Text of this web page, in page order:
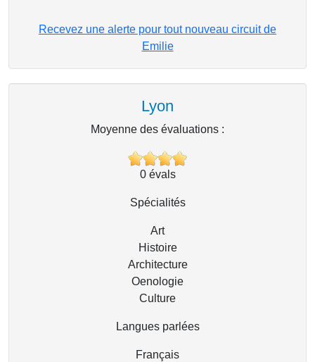
Recevez une alerte pour tout nouveau circuit de
Emilie
Lyon
Moyenne des évaluations :
0évals
Spécialités
Art
Histoire
Architecture
Oenologie
Culture
Langues parlées
Français